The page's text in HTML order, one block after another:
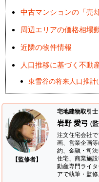
中古マンションの「売
周辺エリアの価格相場
近隣の物件情報
人口推移に基づく不動
東雪谷の将来人口推計
【監修者】
宅地建物取引
岩野 愛弓 (
注文住宅会社
画、営業企画
約、金融・司
住宅、商業施
動産専門ライ
アで執筆・監修